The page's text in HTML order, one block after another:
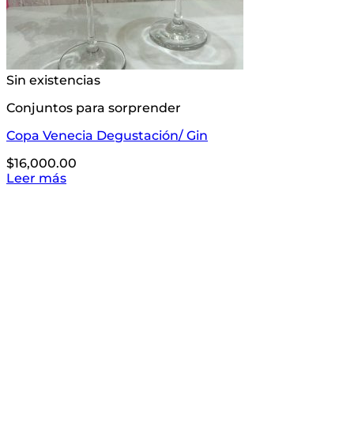
Sin existencias
Conjuntos para sorprender
Copa Venecia Degustación/ Gin
$16,000.00
Leer más